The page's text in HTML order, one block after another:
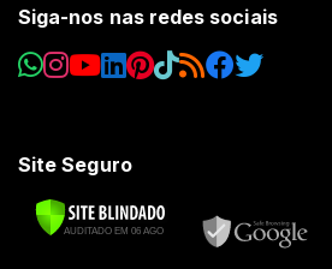
Siga-nos nas redes sociais
Site Seguro